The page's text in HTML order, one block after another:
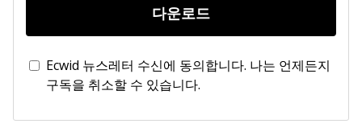
다운로드
Ecwid 뉴스레터 수신에 동의합니다. 나는 언제든지
구독을 취소할 수 있습니다.